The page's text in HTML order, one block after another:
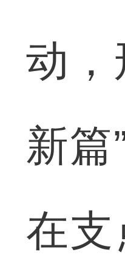
动，
新
在